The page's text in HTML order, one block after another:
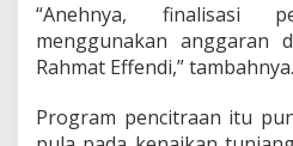
“Anehnya, finalisasi
menggunakan anggaran
Rahmat Effendi,” tambahnya.
Program pencitraan itu